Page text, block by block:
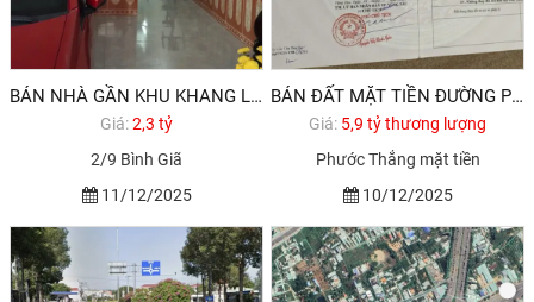
BÁN NHÀ GẦN KHU KHANG LINH PHƯỜNG 10 VŨNG TÀU
Giá:2,3 tỷ
2/9 Bình Giã
11/12/2025
BÁN ĐẤT MẶT TIỀN ĐƯỜNG PHƯỚC THẮNG P12 VŨNG TÀU
Giá: 5,9 tỷ thương lượng
Phước Thắng mặt tiền
10/12/2025